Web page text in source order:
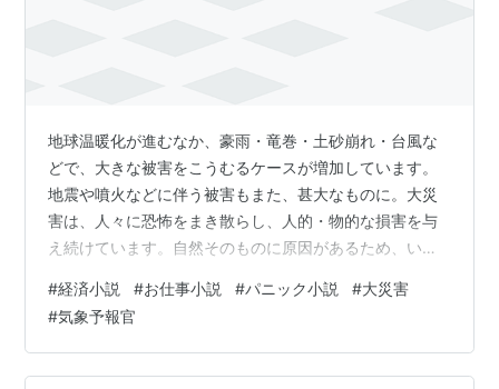
地球温暖化が進むなか、豪雨・竜巻・土砂崩れ・台風な
どで、大きな被害をこうむるケースが増加しています。
地震や噴火などに伴う被害もまた、甚大なものに。大災
害は、人々に恐怖をまき散らし、人的・物的な損害を与
え続けています。自然そのものに原因があるため、いく
はあります。それでも、知識と情報を駆使し、事前に対
策を立てておくことが、被害を少なくすることにつなが
ります。また、事が起こってからでも、どのように対応
するかによって、被害の度合いも大きく変わります……。
#経済小説 #お仕事小説 #パニック小説 #大災害
#気象予報官